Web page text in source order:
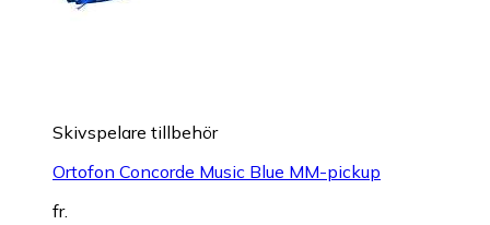
Skivspelare tillbehör
Ortofon Concorde Music Blue MM-pickup
fr.